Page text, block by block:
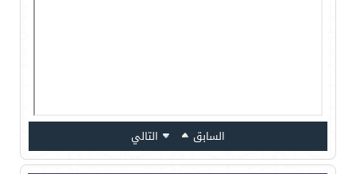
السابق التالي